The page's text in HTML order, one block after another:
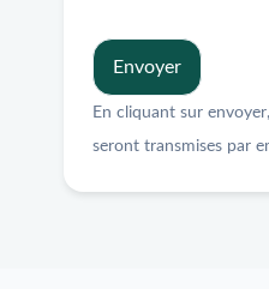
Envoyer
En cliquant sur
seront transmises par